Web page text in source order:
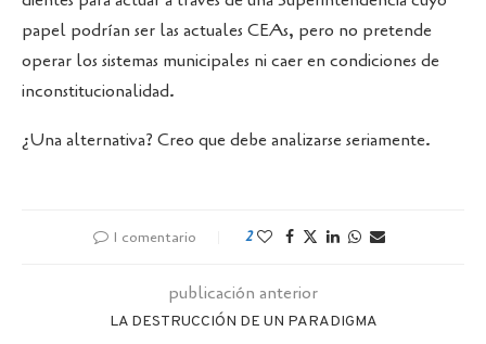
papel podrían ser las actuales CEAs, pero no pretende
operar los sistemas municipales ni caer en condiciones de
inconstitucionalidad.
¿Una alternativa? Creo que debe analizarse seriamente.
1 comentario 2
publicación anterior
LA DESTRUCCIÓN DE UN PARADIGMA